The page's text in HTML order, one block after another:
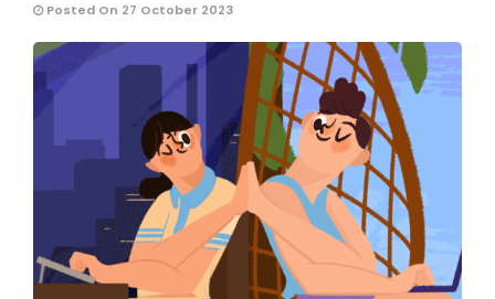
Posted On 27 October 2023